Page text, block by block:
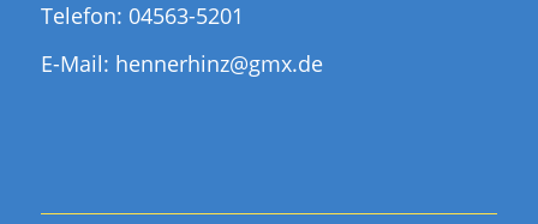
Telefon: 04563-5201
E-Mail: hennerhinz@gmx.de